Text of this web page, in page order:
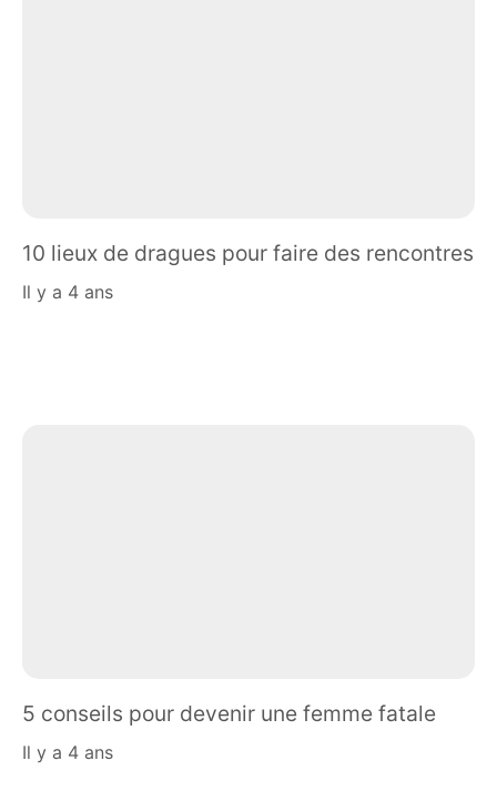
10 lieux de dragues pour faire des rencontres
il y a 4 ans
5 conseils pour devenir une femme fatale
il y a 4 ans